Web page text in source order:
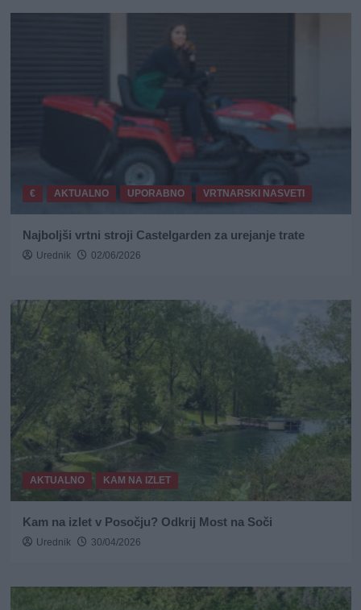
€ AKTUALNO UPORABNO VRTNARSKI NASVETI
Najboljši vrtni stroji Castelgarden za urejanje trate
Urednik 02/06/2026
AKTUALNO KAM NA IZLET
Kam na izlet v Posočju? Odkrij Most na Soči
Urednik 30/04/2026